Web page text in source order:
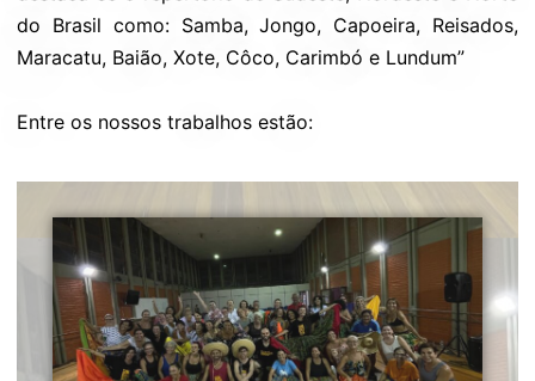
do Brasil como: Samba, Jongo, Capoeira, Reisados,
Maracatu, Baião, Xote, Côco, Carimbó e Lundum”
Entre os nossos trabalhos estão: